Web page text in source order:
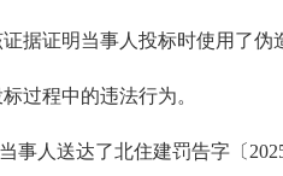
据证明当事人投标时使用了伪
过程中的违法行为。
事人送达了北住建罚告字〔